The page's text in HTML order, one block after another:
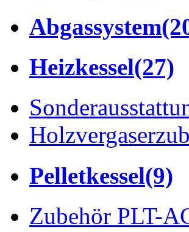
Abgassystem
Heizkessel(27)
Pelletkessel(9)
Zubehör PLT-